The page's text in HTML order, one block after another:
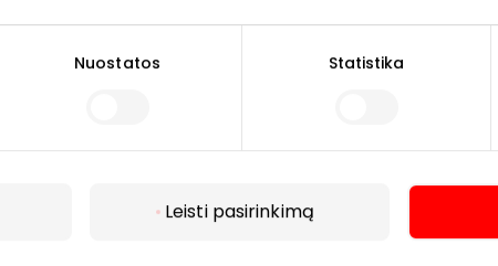
Nuostatos Statistika
Leisti pasirinkimą
UAB Tavo el. pašto duomenis tvarkys naujienlaiškių
siuntimo tikslu. Sutikimą galėsi bet kuriuo metu